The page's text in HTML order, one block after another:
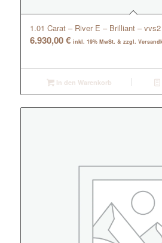
1.01 Carat – River E – Brilliant – vvs2
6.930,00€ inkl. 19% MwSt. & zzgl.
In den Warenkorb